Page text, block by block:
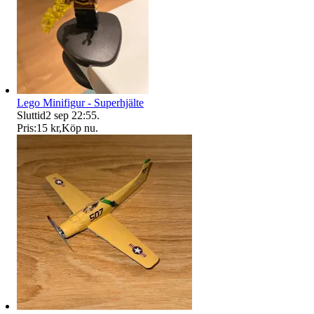
Lego Minifigur - Superhjälte
Sluttid2 sep 22:55.
Pris:15 kr,Köp nu.